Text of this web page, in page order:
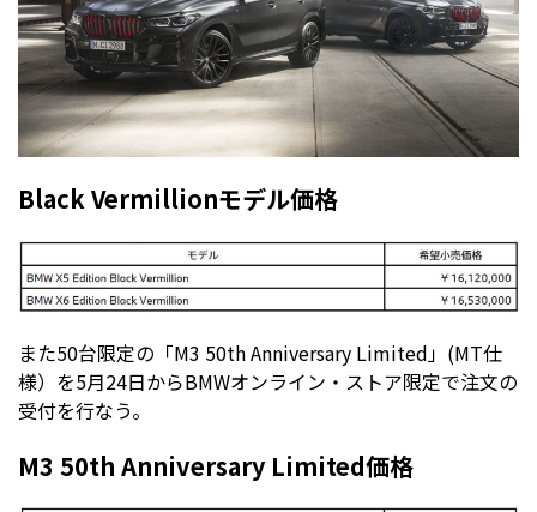
Black Vermillionモデル価格
また50台限定の「M3 50th Anniversary Limited」(MT仕
様）を5月24日からBMWオンライン・ストア限定で注文の
受付を行なう。
M3 50th Anniversary Limited価格